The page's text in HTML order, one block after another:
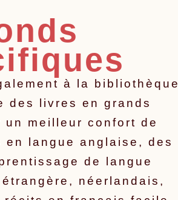
à la bibliothèque
des livres en grands
un meilleur confort de
en langue anglaise, des
de langue
néerlandais,